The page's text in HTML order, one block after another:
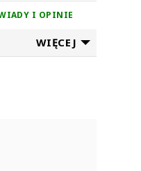
I OPINIE
WIĘCEJ